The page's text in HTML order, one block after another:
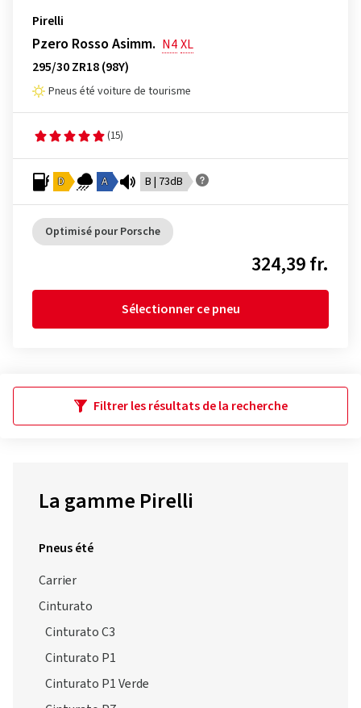
Pirelli
Pzero Rosso Asimm. N4XL
295/30 ZR18 (98Y)
Pneus été voiture de tourisme
(15)
D A B | 73dB
Optimisé pour Porsche
324,39 fr.
Sélectionner ce pneu
Filtrer les résultats de la recherche
La gamme Pirelli
Pneus été
Carrier
Cinturato
Cinturato C3
Cinturato P1
Cinturato P1 Verde